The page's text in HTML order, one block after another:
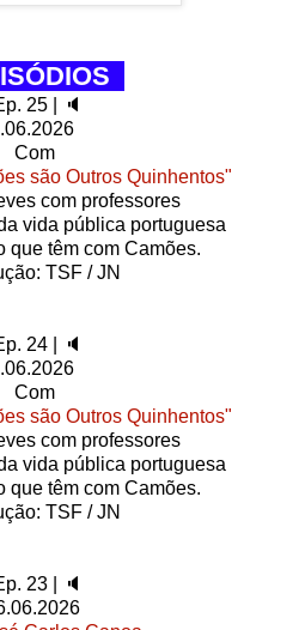
25 | 🔈
.06.2026
Com
são Outros Quinhentos"
com professores
vida pública portuguesa
que têm com Camões.
TSF / JN
24 | 🔈
.06.2026
Com
são Outros Quinhentos"
com professores
vida pública portuguesa
que têm com Camões.
TSF / JN
23 | 🔈